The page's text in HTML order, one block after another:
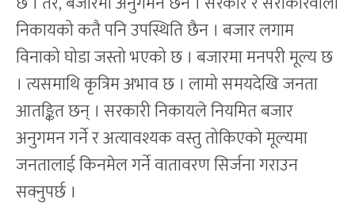
निकायको कतै पनि उपस्थिति छैन । बजार लगाम
विनाको घोडा जस्तो भएको छ । बजारमा मनपरी मूल्य छ
। त्यसमाथि कृत्रिम अभाव छ । लामो समयदेखि जनता
आतङ्कित छन् । सरकारी निकायले नियमित बजार
अनुगमन गर्ने र अत्यावश्यक वस्तु तोकिएको मूल्यमा
जनतालाई किनमेल गर्ने वातावरण सिर्जना गराउन
सक्नुपर्छ ।